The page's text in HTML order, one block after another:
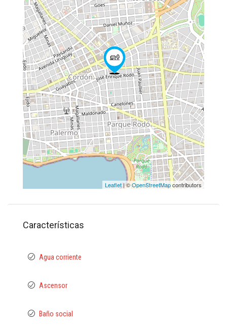
Leaflet| ©OpenStreetMapcontributors
Características
Agua corriente
Ascensor
Baño social